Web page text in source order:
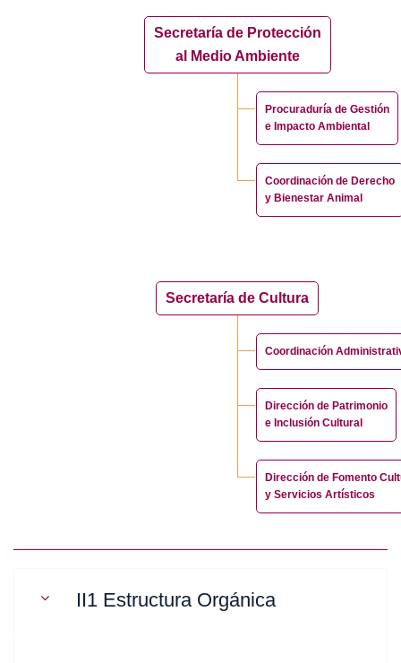
Secretaría de Protección
al Medio Ambiente
Procuraduría de Gestión
e Impacto Ambiental
Coordinación de Derecho
y Bienestar Animal
Secretaría de Cultura
Coordinación
Dirección de Patrimonio
e Inclusión Cultural
Dirección de Fomento
y Servicios Artísticos
II1 Estructura Orgánica